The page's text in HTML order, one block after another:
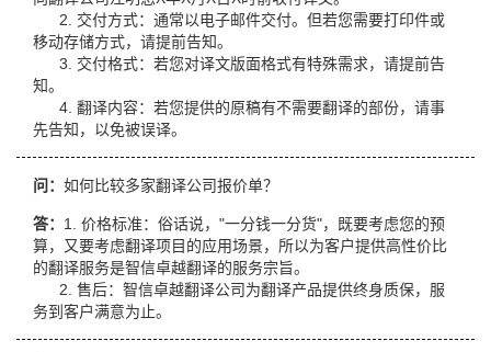
2. 交付方式：通常以电子邮件交付。但若您需要打印件或
移动存储方式，请提前告知。
3. 交付格式：若您对译文版面格式有特殊需求，请提前告
知。
4. 翻译内容：若您提供的原稿有不需要翻译的部份，请事
先告知，以免被误译。
问： 如何比较多家翻译公司报价单？
答： 1. 价格标准：俗话说，"一分钱一分货"，既要考虑您的预
算，又要考虑翻译项目的应用场景，所以为客户提供高性价比
的翻译服务是智信卓越翻译的服务宗旨。
2. 售后：智信卓越翻译公司为翻译产品提供终身质保，服
务到客户满意为止。